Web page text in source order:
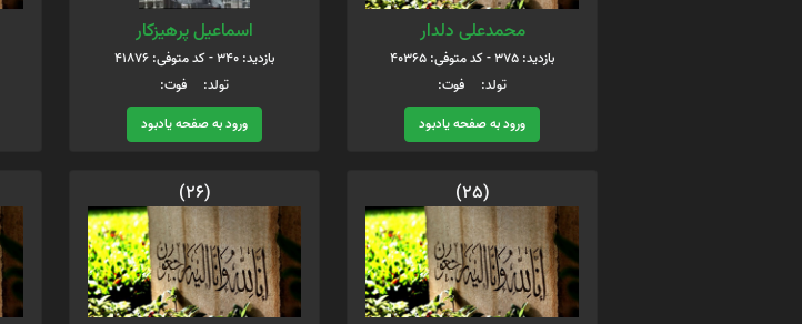
محمدعلی دلدار
بازدید: 375 - کد متوفی: 40365
تولد: فوت:
ورود به صفحه یادبود
اسماعیل پرهیزکار
بازدید: 340 - کد متوفی: 41876
تولد: فوت:
ورود به صفحه یادبود
(25)
(26)